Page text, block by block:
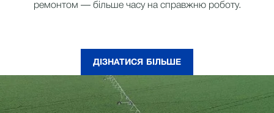
ремонтом — більше часу на справжню роботу.
ДІЗНАТИСЯ БІЛЬШЕ